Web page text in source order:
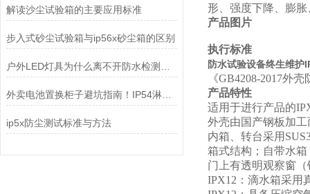
解读沙尘试验箱的主要应用标准
步入式砂尘试验箱与ip56x砂尘箱的区别
ip5x防尘测试标准与方法
形、强度下降、膨
产品图片
执行标准
防水试验设备终生维护
《GB4208-2017外
产品特性
适用于进行产品的
外壳由国产钢板加
内箱、转台采用
箱式结构；自带水
门上有透明观察窗
IPX12 ：滴水箱采